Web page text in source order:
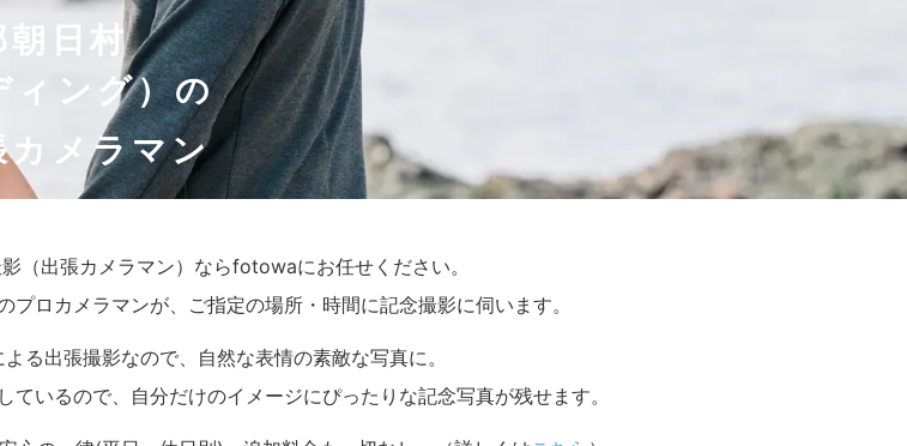
朝日村
ィング）の
カメラマン
（出張カメラマン）ならfotowaにお任せください。
ロカメラマンが、ご指定の場所・時間に記念撮影に伺います。
る出張撮影なので、自然な表情の素敵な写真に。
いるので、自分だけのイメージにぴったりな記念写真が残せます。